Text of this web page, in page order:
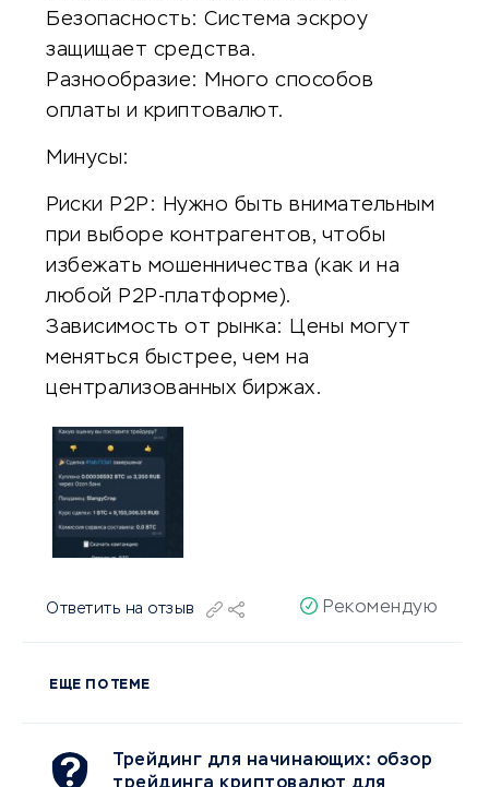
Безопасность: Система эскроу
защищает средства.
Разнообразие: Много способов
оплаты и криптовалют.
Минусы:
Риски P2P: Нужно быть внимательным
при выборе контрагентов, чтобы
избежать мошенничества (как и на
любой P2P-платформе).
Зависимость от рынка: Цены могут
меняться быстрее, чем на
централизованных биржах.
Ответить на отзыв Рекомендую
ЕЩЕ ПО ТЕМЕ
Трейдинг для начинающих: обзор